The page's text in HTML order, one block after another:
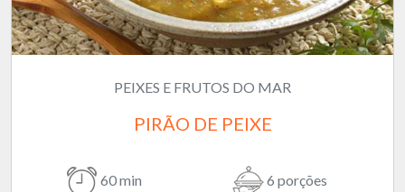
PEIXES E FRUTOS DO MAR
PIRÃO DE PEIXE
60 min 6 porções